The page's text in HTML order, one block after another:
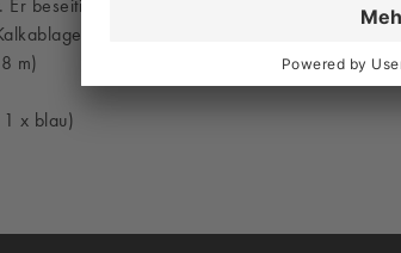
beseitigt kraftvoll Schmutzablagerungen aus der
m)
x blau)